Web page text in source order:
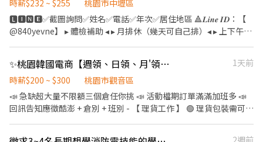
園龍城 - 智取店：桃園市桃園區龍城二街56號1樓 桃園寶慶 - 智取
店：桃園市桃園區寶慶路296號1樓 桃園龍鳳 - 智取店：桃園市桃園
區國強七街66號1樓 桃園大興 - 智取店：桃園市桃園區大興路282號
1樓 桃園同安 - 智取店：桃園市桃園區同安街336巷77號1樓 桃園建
國 - 智取店：桃園市桃園區建國路109號、109-1號1樓 桃園桃鶯 -
智取店： 桃園市桃園區桃鶯路125號1樓 桃園國際 - 智取店：桃園市
桃園區國際路一段1023號 桃園廈門 - 智取店：桃園市桃園區廈門街
132號 桃園慈文 - 智取店：桃園市桃園區慈文路123號1樓 桃園蓮埔
- 智取店：桃園蓮埔店 - 桃園市桃園區蓮埔街195號1樓 - ▶【一般門
➢$65,000(配合加班) ◍每月15號發薪、可日周領薪 ◍就職即享勞健
保、勞退、三節禮品金 ▬▬✨心動不如薪動、薪動不如行動❤️▬▬
✚ ʟɪɴᴇ ID:【@484taxjq 】截圖詢問黃小姐 專人服務最快速☛
https://lin.ee/XDcXDiA ▶️新北、桃竹苗、台中地區高薪工作歡迎洽
店面實習】 - ▶【智取店】：上班時間 固定早班：07:00 - 13:30、
08:30 - 13:30 固定晚班：17:30 - 23:30、18:30 - 24:00 固定夜班：
23:30 - 03:30 (每周至少配合4天，包含假日需排班) - ▶【一般門市
／有人店】： 上班時間 固定早班： 10:30-17:30 固定晚班： 16:15-
天，包含假日需排班) - ▶【智取門市】：地點自選 🔹【新屋區】 新
屋中華 - 智取店：桃園市新屋區中華路225號1樓 新屋永安 - 智取
店：桃園市新屋區中山西路三段65號1樓 🔹【楊梅區】 楊梅中山 -
智取店：桃園市楊梅區中山路152號1樓 楊梅中興 - 智取店：桃園市
楊梅區中興路80巷22號1樓 楊梅成功 - 智取店：桃園市楊梅區成功
路19號1樓 楊梅楊新 - 智取店：桃園市楊梅區楊新北路269-5號 楊梅
新成 - 智取店：桃園市楊梅區新成路15號1樓 🔹【觀音區】 觀音新
時薪$232 ~ $255
桃園市中壢區
🅻🅸🅽🅴✅截圖詢問✅姓名✅電話✅年次✅居住地區 🔺𝑳𝒊𝒏𝒆 𝑰𝑫：【
@840yevne】 ▸ 體檢補助 ◂ ▸ 月排休（幾天可自己排）◂ ▸ 上下午各
或禮品(到職滿三個月享有)◂ 【 職缺介紹 】 ✅ 工作產品 : 知名超商
的食品加工/便當/御飯糰/涼麵/沙拉/三明治 ✅ 工作內容 : 食品製作烹
調、料理、配料加工、包裝、前置(洗食材)、調理(料理食材) ✅ 廠區
地址 : 中壢區自強一路(中壢工業區) ✅ 薪資說明 : ⭕日班 220~232/H
✨桃園韓國電商【週領、日領、月'領、現金、匯款】【假日班皆有】交通車🩷
1天前
時薪$200 ~ $300
桃園市觀音區
📣 急缺超大量不限額三個倉任你挑 📣 活動檔期訂單滿滿加班多 📣
回訊告知應徵酷澎 + 倉別 + 班別 - 【 理貨工作 】 🟢 理貨包裝需可接
2週前